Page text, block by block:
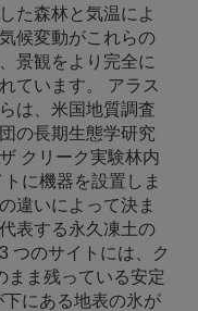
た森林と気温によ
候変動がこれらの
景観をより完全に
ています。 アラス
は、米国地質調査
の長期生態学研究
クリーク実験林内
に機器を設置しま
違いによって決ま
表する永久凍土の
つのサイトには、ク
まま残っている安定
にある地表の氷が